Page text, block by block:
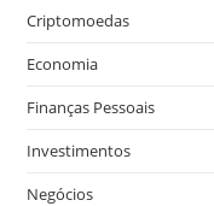
Criptomoedas
Economia
Finanças Pessoais
Investimentos
Negócios